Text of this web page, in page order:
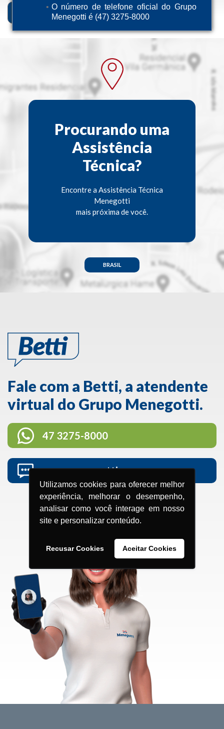
O número de telefone oficial do Grupo
Menegotti é (47) 3275-8000
Utilizamos cookies para oferecer melhor
experiência, melhorar o desempenho,
analisar como você interage em nosso
site e personalizar conteúdo.
Recusar Cookies Aceitar Cookies
Descrição Ficha Técnica
Procurando uma
Assistência
Técnica?
Encontre a Assistência Técnica
Menegotti
mais próxima de você.
BRASIL
Fale com a Betti, a atendente
virtual do Grupo Menegotti.
47 3275-8000
grupomenegotti.com